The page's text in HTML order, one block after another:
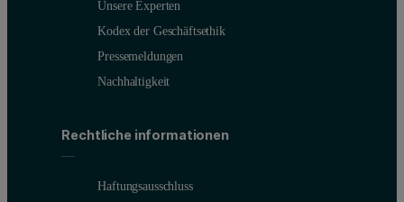
Unsere Experten
Kodex der Geschäftsethik
Pressemeldungen
Nachhaltigkeit
Rechtliche informationen
Haftungsausschluss